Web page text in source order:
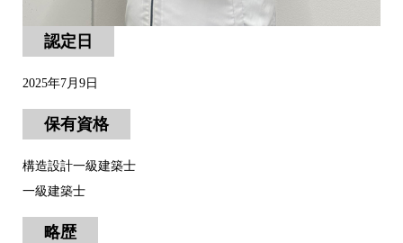
認定日
2025年7月9日
保有資格
構造設計一級建築士
一級建築士
略歴